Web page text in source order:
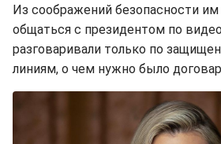
Из соображений безопасности
общаться с президентом по
разговаривали только по
линиям, о чем нужно было